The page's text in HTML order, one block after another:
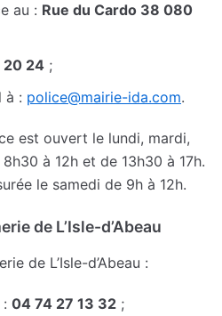
au : Rue du Cardo 38 080
20 24 ;
à : police@mairie-ida.com.
est ouvert le lundi, mardi,
à 12h et de 13h30 à 17h.
le samedi de 9h à 12h.
de L’Isle-d’Abeau
de L’Isle-d’Abeau :
04 74 27 13 32 ;